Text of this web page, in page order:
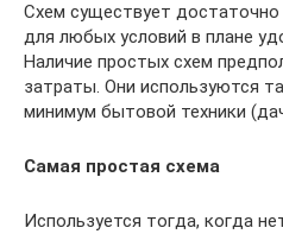
Схем существует
для любых условий в плане
Наличие простых схем
затраты. Они используются
минимум бытовой техники
Самая простая схема
Используется тогда, когда